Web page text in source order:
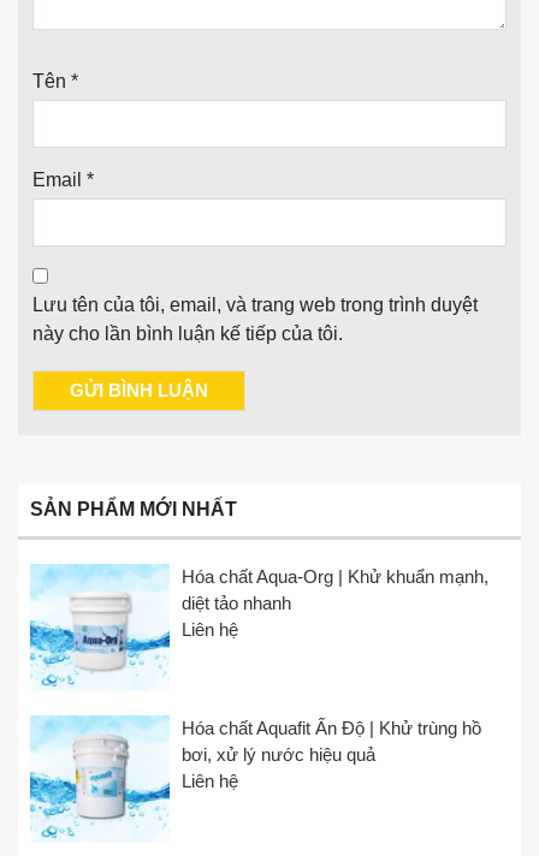
Tên *
Email *
Lưu tên của tôi, email, và trang web trong trình duyệt
này cho lần bình luận kế tiếp của tôi.
SẢN PHẨM MỚI NHẤT
Hóa chất Aqua-Org | Khử khuẩn mạnh,
diệt tảo nhanh
Liên hệ
Hóa chất Aquafit Ấn Độ | Khử trùng hồ
bơi, xử lý nước hiệu quả
Liên hệ